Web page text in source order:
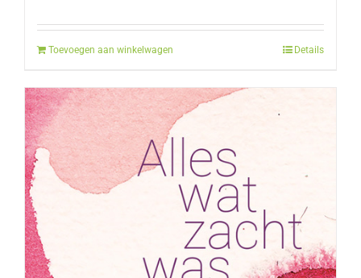
Toevoegen aan winkelwagen Details